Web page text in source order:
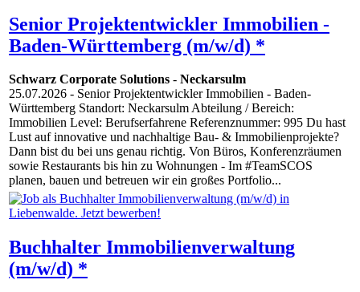
Senior Projektentwickler Immobilien -
Baden-Württemberg (m/w/d) *
Schwarz Corporate Solutions - Neckarsulm
25.07.2026 - Senior Projektentwickler Immobilien - Baden-
Württemberg Standort: Neckarsulm Abteilung / Bereich:
Immobilien Level: Berufserfahrene Referenznummer: 995 Du hast
Lust auf innovative und nachhaltige Bau- & Immobilienprojekte?
Dann bist du bei uns genau richtig. Von Büros, Konferenzräumen
sowie Restaurants bis hin zu Wohnungen - Im #TeamSCOS
planen, bauen und betreuen wir ein großes Portfolio...
Buchhalter Immobilienverwaltung
(m/w/d) *